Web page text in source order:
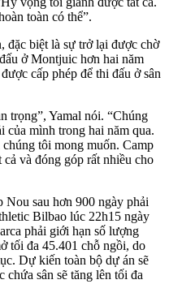
toàn có thể”.
đặc biệt là sự trở lại được chờ
ở Montjuic hơn hai năm
cấp phép để thi đấu ở sân
trọng”, Yamal nói. “Chúng
của mình trong hai năm qua.
tôi mong muốn. Camp
và đóng góp rất nhiều cho
Nou sau hơn 900 ngày phải
Bilbao lúc 22h15 ngày
phải giới hạn số lượng
tối đa 45.401 chỗ ngồi, do
Dự kiến toàn bộ dự án sẽ
chứa sân sẽ tăng lên tối đa